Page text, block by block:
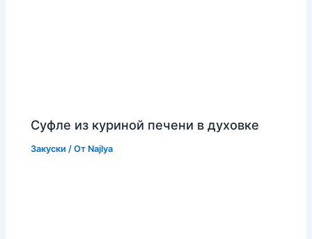
Суфле из куриной печени в духовке
Закуски / От Najlya